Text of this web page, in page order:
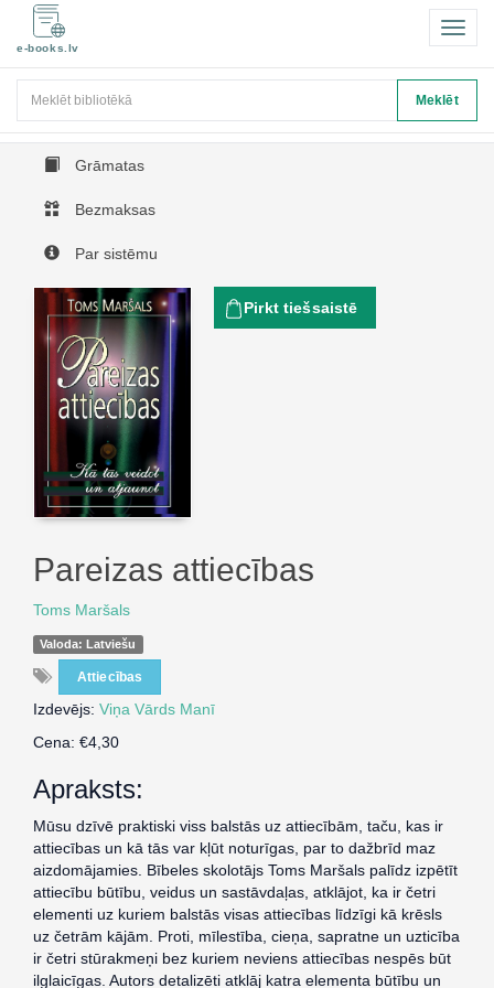
e-books.lv
Meklēt
Grāmatas
Bezmaksas
Par sistēmu
Pirkt tiešsaistē
Pareizas attiecības
Toms Maršals
Valoda: Latviešu
Attiecības
Izdevējs: Viņa Vārds Manī
Cena: €4,30
Apraksts:
Mūsu dzīvē praktiski viss balstās uz attiecībām, taču, kas ir
attiecības un kā tās var kļūt noturīgas, par to dažbrīd maz
aizdomājamies. Bībeles skolotājs Toms Maršals palīdz izpētīt
attiecību būtību, veidus un sastāvdaļas, atklājot, ka ir četri
elementi uz kuriem balstās visas attiecības līdzīgi kā krēsls
uz četrām kājām. Proti, mīlestība, cieņa, sapratne un uzticība
ir četri stūrakmeņi bez kuriem neviens attiecības nespēs būt
ilglaicīgas. Autors detalizēti atklāj katra elementa būtību un